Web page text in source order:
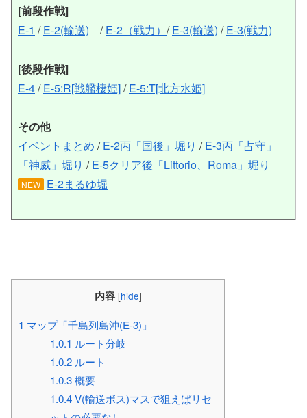
[前段作戦]
E-1 /E-2(輸送) /E-2（戦力） /E-3(輸送) /E-3(戦力)
[後段作戦]
E-4/E-5:R[戦艦棲姫]/E-5:T[北方水姫]
その他
イベントまとめ /E-2丙「国後」堀り /E-3丙「占守」
「神威」堀り /E-5クリア後「Littorio、Roma」堀り
NEW E-2まるゆ堀
内容 [hide]
1 マップ「千島列島沖(E-3)」
1.0.1 ルート分岐
1.0.2ルート
1.0.3概要
1.0.4V(輸送ボス)マスで狙えばリセ